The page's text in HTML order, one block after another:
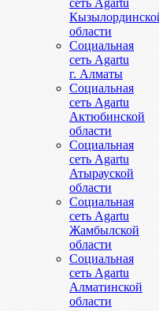
сеть Agartu
области
Социальная
сеть Agartu
г. Алматы
Социальная
сеть Agartu
Актюбинской
области
Социальная
сеть Agartu
Атырауской
области
Социальная
сеть Agartu
Жамбылской
области
Социальная
сеть Agartu
Алматинской
области